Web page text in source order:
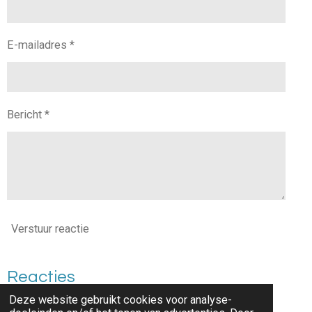
Deze website gebruikt cookies voor analyse-
E-mailadres *
Bericht *
Verstuur reactie
Reacties
Er zijn geen reacties geplaatst.